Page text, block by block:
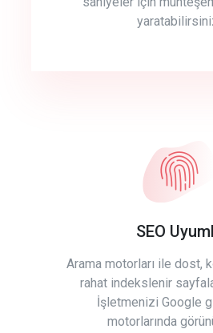
SEO
Arama motorları ile dost,
rahat indekslenir
İşletmenizi Google
motorlarında